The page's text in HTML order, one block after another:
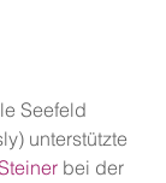
Seefeld
unterstützte
bei der